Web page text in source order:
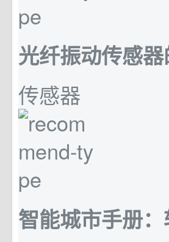
光纤振动传感
传感器
智能城市手册